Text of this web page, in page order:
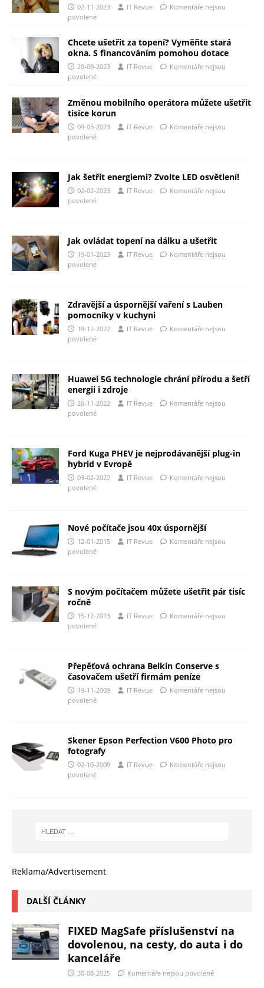
02-11-2023 IT Revue
Komentáře nejsou
povolené
Chcete ušetřit za topení? Vyměňte stará
okna. S financováním pomohou dotace
20-09-2023 IT Revue
Komentáře nejsou
povolené
Změnou mobilního operátora můžete ušetřit
tisíce korun
09-05-2023 IT Revue
Komentáře nejsou
povolené
Jak šetřit energiemi? Zvolte LED osvětlení!
02-02-2023 IT Revue
Komentáře nejsou
povolené
Jak ovládat topení na dálku a ušetřit
19-01-2023 IT Revue
Komentáře nejsou
povolené
Zdravější a úspornější vaření s Lauben
pomocníky v kuchyni
19-12-2022 IT Revue
Komentáře nejsou
povolené
Huawei 5G technologie chrání přírodu a šetří
energii i zdroje
26-11-2022 IT Revue
Komentáře nejsou
povolené
Ford Kuga PHEV je nejprodávanější plug-in
hybrid v Evropě
03-02-2022 IT Revue
Komentáře nejsou
povolené
Nové počítače jsou 40x úspornější
12-01-2015 IT Revue
Komentáře nejsou
povolené
S novým počítačem můžete ušetřit pár tisíc
ročně
15-12-2013 IT Revue
Komentáře nejsou
povolené
Přepěťová ochrana Belkin Conserve s
časovačem ušetří firmám peníze
19-11-2009 IT Revue
Komentáře nejsou
povolené
Skener Epson Perfection V600 Photo pro
fotografy
02-10-2009 IT Revue
Komentáře nejsou
povolené
Reklama/Advertisement
DALŠÍ ČLÁNKY
FIXED MagSafe příslušenství na
dovolenou, na cesty, do auta i do
kanceláře
30-08-2025 Komentáře nejsou povolené